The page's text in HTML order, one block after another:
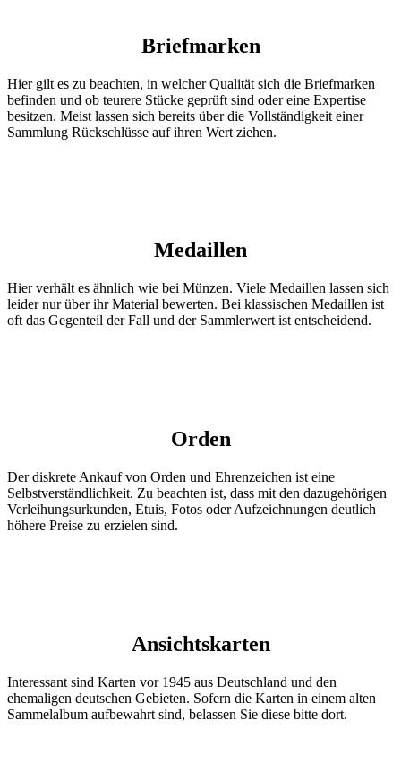
Briefmarken
Hier gilt es zu beachten, in welcher Qualität sich die Briefmarken
befinden und ob teurere Stücke geprüft sind oder eine Expertise
besitzen. Meist lassen sich bereits über die Vollständigkeit einer
Sammlung Rückschlüsse auf ihren Wert ziehen.
Medaillen
Hier verhält es ähnlich wie bei Münzen. Viele Medaillen lassen sich
leider nur über ihr Material bewerten. Bei klassischen Medaillen ist
oft das Gegenteil der Fall und der Sammlerwert ist entscheidend.
Orden
Der diskrete Ankauf von Orden und Ehrenzeichen ist eine
Selbstverständlichkeit. Zu beachten ist, dass mit den dazugehörigen
Verleihungsurkunden, Etuis, Fotos oder Aufzeichnungen deutlich
höhere Preise zu erzielen sind.
Ansichtskarten
Interessant sind Karten vor 1945 aus Deutschland und den
ehemaligen deutschen Gebieten. Sofern die Karten in einem alten
Sammelalbum aufbewahrt sind, belassen Sie diese bitte dort.